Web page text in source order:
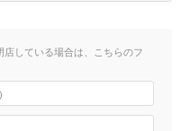
している場合は、こちらのフ